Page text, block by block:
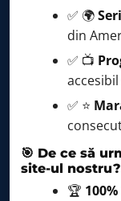
✅ 🌍
din
✅ 📺
✅ ⭐
🎯 De ce să
site-ul nostru?
🏆